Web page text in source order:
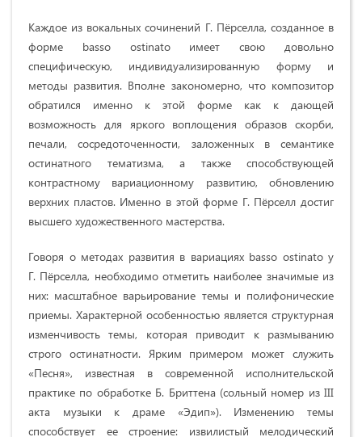
Каждое из вокальных сочинений Г. Пёрселла, созданное в
форме basso ostinato имеет свою довольно
специфическую, индивидуализированную форму и
методы развития. Вполне закономерно, что композитор
обратился именно к этой форме как к дающей
возможность для яркого воплощения образов скорби,
печали, сосредоточенности, заложенных в семантике
остинатного тематизма, а также способствующей
контрастному вариационному развитию, обновлению
верхних пластов. Именно в этой форме Г. Пёрселл достиг
высшего художественного мастерства.
Говоря о методах развития в вариациях basso ostinato у
Г. Пёрселла, необходимо отметить наиболее значимые из
них: масштабное варьирование темы и полифонические
приемы. Характерной особенностью является структурная
изменчивость темы, которая приводит к размыванию
строго остинатности. Ярким примером может служить
«Песня», известная в современной исполнительской
практике по обработке Б. Бриттена (сольный номер из III
акта музыки к драме «Эдип»). Изменению темы
способствует ее строение: извилистый мелодический